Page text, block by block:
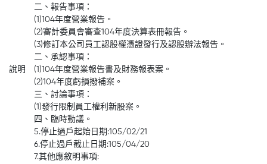
說明
二、報告事項：
(1)104年度營業報告。
(2)審計委員會審查104年度決算表冊報告。
(3)修訂本公司員工認股權憑證發行及認股辦法報告。
二、承認事項：
(1)104年度營業報告書及財務報表案。
(2)104年度虧損撥補案。
三、討論事項：
(1)發行限制員工權利新股案。
四、臨時動議。
5.停止過戶起始日期:105/02/21
6.停止過戶截止日期:105/04/20
7.其他應敘明事項: